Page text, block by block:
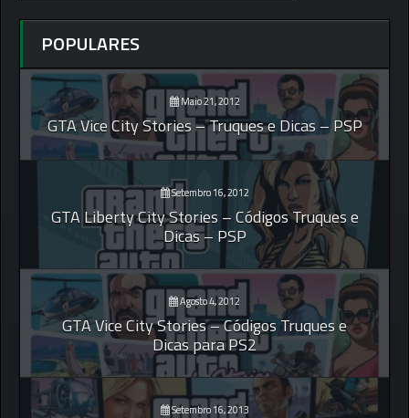
POPULARES
Maio 21, 2012
GTA Vice City Stories – Truques e Dicas – PSP
Setembro 16, 2012
GTA Liberty City Stories – Códigos Truques e
Dicas – PSP
Agosto 4, 2012
GTA Vice City Stories – Códigos Truques e
Dicas para PS2
Setembro 16, 2013